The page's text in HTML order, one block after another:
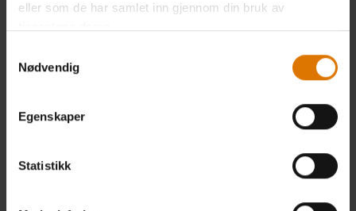
eller som de har samlet inn gjennom din bruk av
Nødvendig
Egenskaper
Statistikk
FÅ MER
GRILLINSPIRATION
Se videoer om å lage enten hamburger,